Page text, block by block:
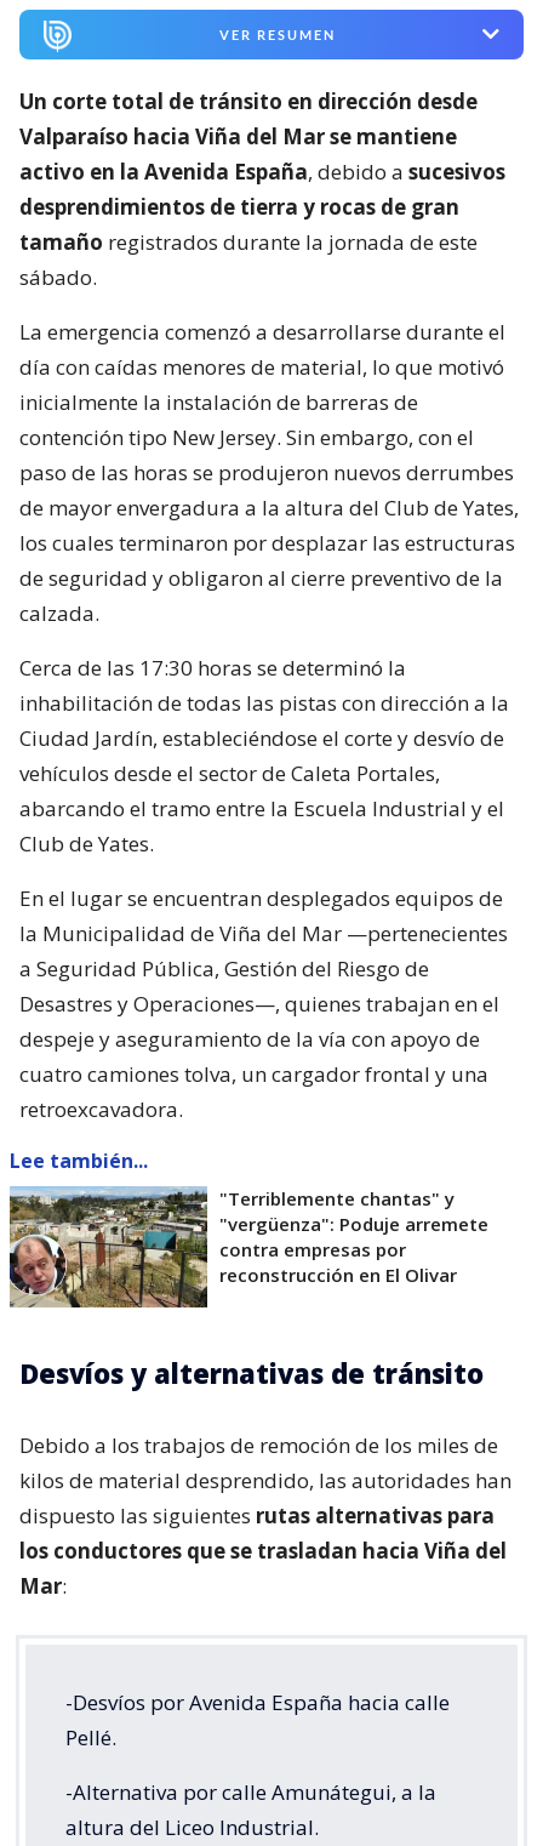
VER RESUMEN
Un corte total de tránsito en dirección desde
Valparaíso hacia Viña del Mar se mantiene
activo en la Avenida España, debido a sucesivos
desprendimientos de tierra y rocas de gran
tamaño registrados durante la jornada de este
sábado.
La emergencia comenzó a desarrollarse durante el
día con caídas menores de material, lo que motivó
inicialmente la instalación de barreras de
contención tipo New Jersey. Sin embargo, con el
paso de las horas se produjeron nuevos derrumbes
de mayor envergadura a la altura del Club de Yates,
los cuales terminaron por desplazar las estructuras
de seguridad y obligaron al cierre preventivo de la
calzada.
Cerca de las 17:30 horas se determinó la
inhabilitación de todas las pistas con dirección a la
Ciudad Jardín, estableciéndose el corte y desvío de
vehículos desde el sector de Caleta Portales,
abarcando el tramo entre la Escuela Industrial y el
Club de Yates.
En el lugar se encuentran desplegados equipos de
la Municipalidad de Viña del Mar —pertenecientes
a Seguridad Pública, Gestión del Riesgo de
Desastres y Operaciones—, quienes trabajan en el
despeje y aseguramiento de la vía con apoyo de
cuatro camiones tolva, un cargador frontal y una
retroexcavadora.
Lee también...
"Terriblemente chantas" y
"vergüenza": Poduje arremete
contra empresas por
reconstrucción en El Olivar
Desvíos y alternativas de tránsito
Debido a los trabajos de remoción de los miles de
kilos de material desprendido, las autoridades han
dispuesto las siguientes rutas alternativas para
los conductores que se trasladan hacia Viña del
Mar:
-Desvíos por Avenida España hacia calle
Pellé.
-Alternativa por calle Amunátegui, a la
altura del Liceo Industrial.